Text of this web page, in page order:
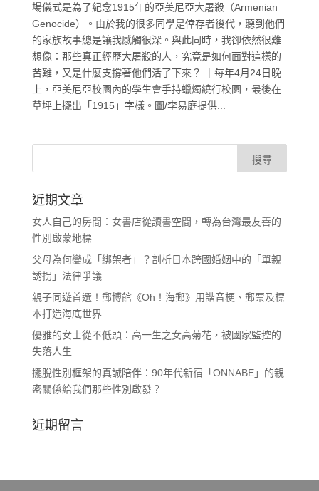
場儀式是為了紀念1915年的亞美尼亞大屠殺（Armenian
Genocide）。由於我的很多同學是倖存者後代，聽到他們
的家族故事總是讓我感觸很深。與此同時，我卻依然很難
想像：那些真正經歷大屠殺的人，究竟是如何面對這樣的
苦難，又是什麼支撐著他們活了下來？ ｜每年4月24日晚
上，亞美尼亞校園內的學生會手持蠟燭繞行校園，最後在
草坪上擺出「1915」字樣。圖/李易庭提供...
近期文章
女人自己的房間：女書店從讀書空間，轉為台灣最友善的
性別啟蒙地標
父母為何變成「綁架者」？剖析日本跨國婚姻中的「單親
誘拐」法律爭議
親子同遊首選！郵博館《Oh！海郵》用諧音梗、郵票及標
本打造海底世界
優雅的女士從不低頭：高一生之女高菊花，被國家監控的
失落人生
擺脫性別框架的真誠陪伴：90年代新宿「ONNABE」的親
密關係給我們那些性別啟發？
近期留言